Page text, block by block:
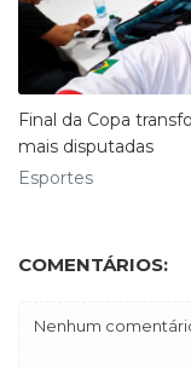
Final da Copa
mais disputadas
Esportes
COMENTÁRIOS:
Nenhum